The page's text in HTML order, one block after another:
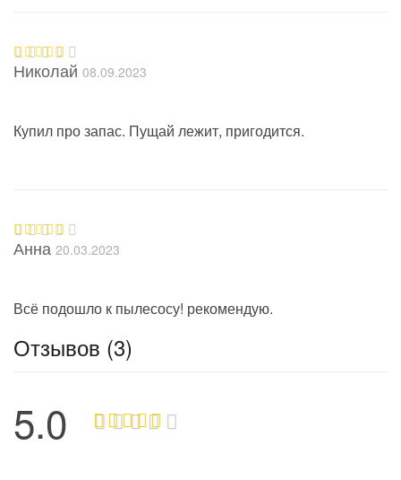
Оценка 5
Николай 08.09.2023
Купил про запас. Пущай лежит, пригодится.
Оценка5
Анна 20.03.2023
Всё подошло к пылесосу! рекомендую.
Отзывов (3)
5.0